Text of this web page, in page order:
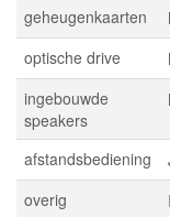
geheugenkaarten
optische drive
ingebouwde
speakers
afstandsbediening
overig